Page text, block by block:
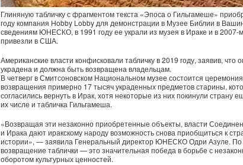
Глиняную табличку с фрагментом текста «Эпоса о Гильгамеше»
году компания Hobby Lobby для демонстрации в Музее Библии в
сведениям ЮНЕСКО, в 1991 году ее украли из музея в Ираке и в 2007-
привезли в США.
Американские власти конфисковали табличку в 2019 году, заявив, что
украдена и должна быть возвращена владельцам.
В четверг в Смитсоновском Национальном музее состоится церемония
возвращения примерно 17 тысяч украденных предметов старины,
согласились вернуть в Ирак, хотя некоторые из них покинули страну
их числе и табличка Гильгамеша.
«Возвращая эти незаконно приобретенные объекты, власти
и Ирака дают иракскому народу возможность снова приобщиться к
истории», — заявила Генеральный директор ЮНЕСКО Одри Азуле. По
возвращение таблички — это значительная победа в борьбе с
оборотом культурных ценностей.